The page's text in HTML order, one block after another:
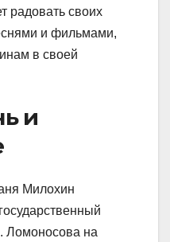
радовать своих
и фильмами,
в своей
и
Милохин
Ломоносова на